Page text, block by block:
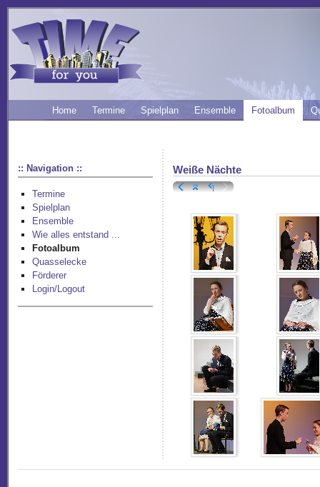
Home Termine Spielplan Ensemble Fotoalbum
:: Navigation ::
Termine
Spielplan
Ensemble
Wie alles entstand ...
Fotoalbum
Quasselecke
Förderer
Login/Logout
Weiße Nächte